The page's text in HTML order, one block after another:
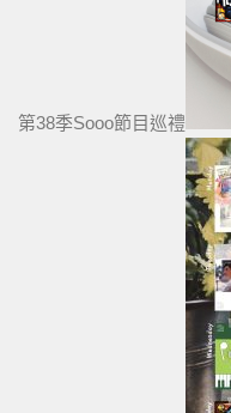
第38季Sooo節目巡禮